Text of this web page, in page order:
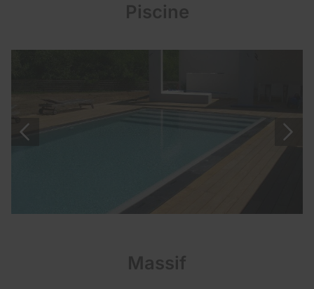
Piscine
Massif